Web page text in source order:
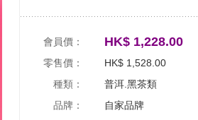
會員價：
零售價：
種類：
品牌：
HK$ 1,228.00
HK$ 1,528.00
普洱.黑茶類
自家品牌